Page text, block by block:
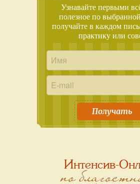
Узнавайте первыми
полезное по
получайте в каждом
практику или
Получать
Интенсив-
по